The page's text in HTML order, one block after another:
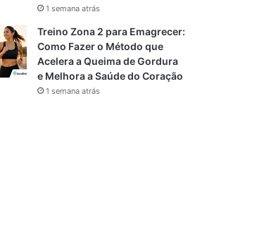
1 semana atrás
Treino Zona 2 para Emagrecer:
Como Fazer o Método que
Acelera a Queima de Gordura
e Melhora a Saúde do Coração
1 semana atrás